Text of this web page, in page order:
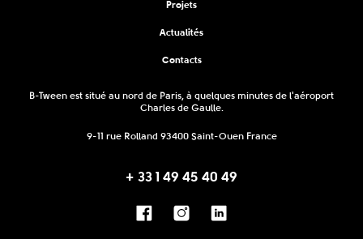
Projets
Actualités
Contacts
B-Tween est situé au nord de Paris, à quelques minutes de l'aéroport
Charles de Gaulle.
9-11 rue Rolland 93400 Saint-Ouen France
+ 33 1 49 45 40 49